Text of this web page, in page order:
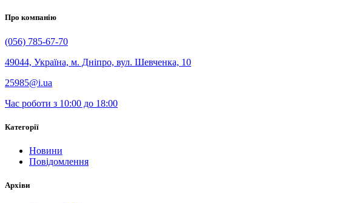
Про компанію
(056) 785-67-70
49044, Україна, м. Дніпро, вул. Шевченка, 10
25985@i.ua
Час роботи з 10:00 до 18:00
Категорії
Новини
Повідомлення
Архіви